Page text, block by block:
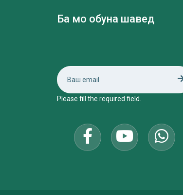
Ба мо обуна шавед
Please fill the required field.